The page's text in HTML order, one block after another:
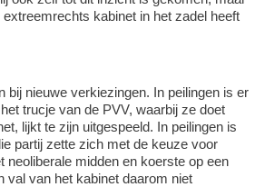
kabinet in het zadel heeft
bij nieuwe verkiezingen. In peilingen is er
trucje van de PVV, waarbij ze doet
lijkt te zijn uitgespeeld. In peilingen is
partij zette zich met de keuze voor
midden en koerste op een
val van het kabinet daarom niet